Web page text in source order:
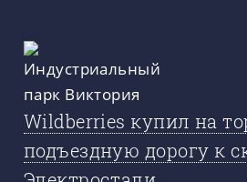
Wildberries купил на
подъездную дорогу к